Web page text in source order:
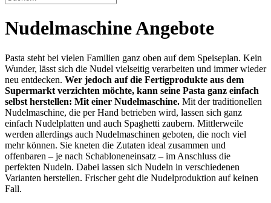
Nudelmaschine Angebote
Pasta steht bei vielen Familien ganz oben auf dem Speiseplan. Kein
Wunder, lässt sich die Nudel vielseitig verarbeiten und immer wieder
neu entdecken. Wer jedoch auf die Fertigprodukte aus dem
Supermarkt verzichten möchte, kann seine Pasta ganz einfach
selbst herstellen: Mit einer Nudelmaschine. Mit der traditionellen
Nudelmaschine, die per Hand betrieben wird, lassen sich ganz
einfach Nudelplatten und auch Spaghetti zaubern. Mittlerweile
werden allerdings auch Nudelmaschinen geboten, die noch viel
mehr können. Sie kneten die Zutaten ideal zusammen und
offenbaren – je nach Schabloneneinsatz – im Anschluss die
perfekten Nudeln. Dabei lassen sich Nudeln in verschiedenen
Varianten herstellen. Frischer geht die Nudelproduktion auf keinen
Fall.